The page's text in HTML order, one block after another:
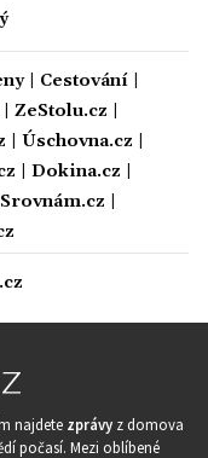
| Cestování|
ZeStolu.cz
Úschovna.cz
Dokina.cz
Srovnám.cz
najdete zprávy z domova
počasí. Mezi oblíbené